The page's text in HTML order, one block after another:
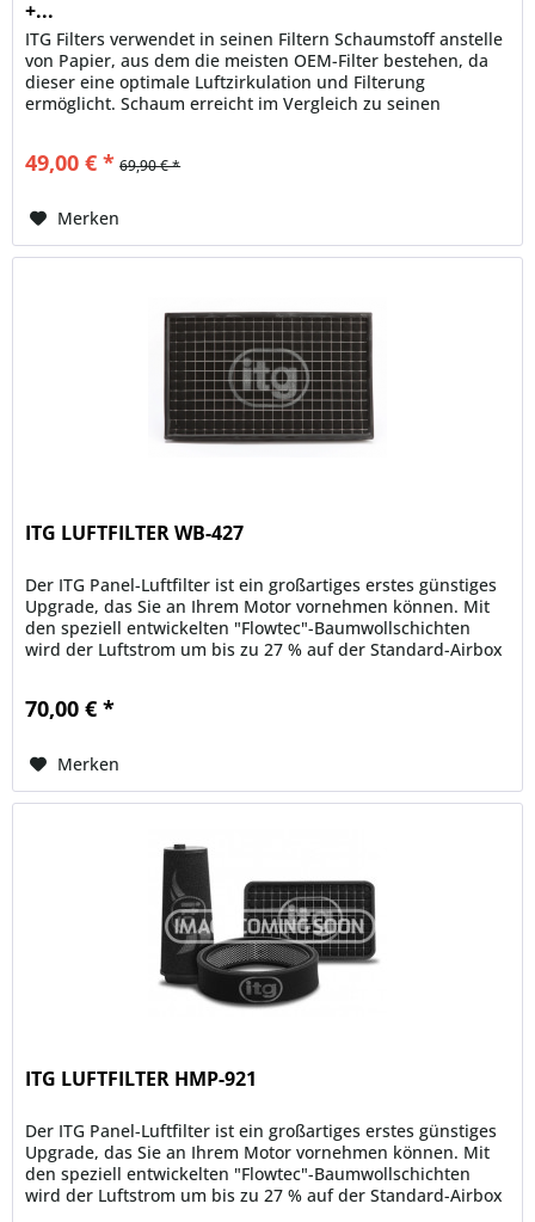
+...
ITG Filters verwendet in seinen Filtern Schaumstoff anstelle
von Papier, aus dem die meisten OEM-Filter bestehen, da
dieser eine optimale Luftzirkulation und Filterung
ermöglicht. Schaum erreicht im Vergleich zu seinen
49,00 € * 69,90 € *
Merken
ITG LUFTFILTER WB-427
Der ITG Panel-Luftfilter ist ein großartiges erstes günstiges
Upgrade, das Sie an Ihrem Motor vornehmen können. Mit
den speziell entwickelten "Flowtec"-Baumwollschichten
wird der Luftstrom um bis zu 27 % auf der Standard-Airbox
70,00 € *
Merken
ITG LUFTFILTER HMP-921
Der ITG Panel-Luftfilter ist ein großartiges erstes günstiges
Upgrade, das Sie an Ihrem Motor vornehmen können. Mit
den speziell entwickelten "Flowtec"-Baumwollschichten
wird der Luftstrom um bis zu 27 % auf der Standard-Airbox